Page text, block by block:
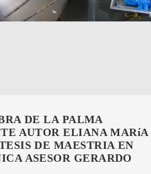
DE LA PALMA
AUTOR ELIANA MARíA
DE MAESTRIA EN
ASESOR GERARDO